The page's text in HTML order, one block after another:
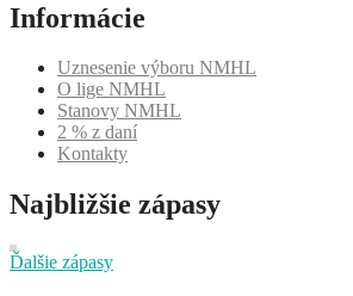
Informácie
Uznesenie výboru NMHL
O lige NMHL
Stanovy NMHL
2 % z daní
Kontakty
Najbližšie zápasy
Ďalšie zápasy